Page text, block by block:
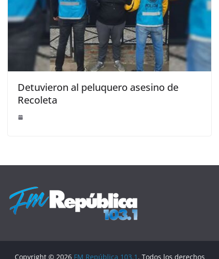
Detuvieron al peluquero asesino de
Recoleta
Copyright © 2026 FM República 103.1 . Todos los derechos